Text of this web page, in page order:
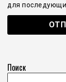
для
Поиск